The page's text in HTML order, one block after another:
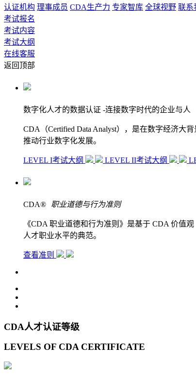
认证机构 理事成员 CDA生产力 专家智库 全球视野 联系
考试报名
考试内容
考试大纲
在线客服
返回顶部
数字化人才的数据认证 -连接数字时代的企业与人
CDA（Certified Data Analyst），是在数字经济大
推动行业数字化发展。
LEVEL I考试大纲 LEVEL II考试大纲
CDA® 职业道德与行为准则
《CDA 职业道德和行为准则》是基于 CDA 价值
人才职业水平的典范。
查看准则
CDA人才认证等级
LEVELS OF CDA CERTIFICATE